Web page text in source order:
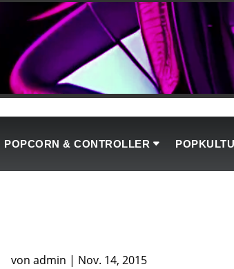
POPCORN & CONTROLLER
vonadmin | Nov. 14, 2015